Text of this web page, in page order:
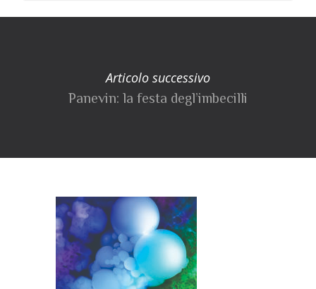
Articolo successivo
Panevin: la festa degl’imbecilli